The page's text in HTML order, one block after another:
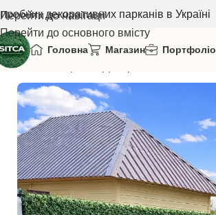
Перейти до навігації
Перейти до основного вмісту
декоративних парканів в Україні
Головна Магазин Портфоліо
Головна